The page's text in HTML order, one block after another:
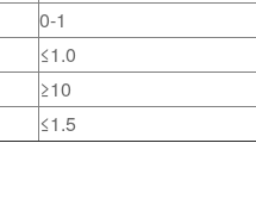
0-1
≤1.0
≥10
≤1.5